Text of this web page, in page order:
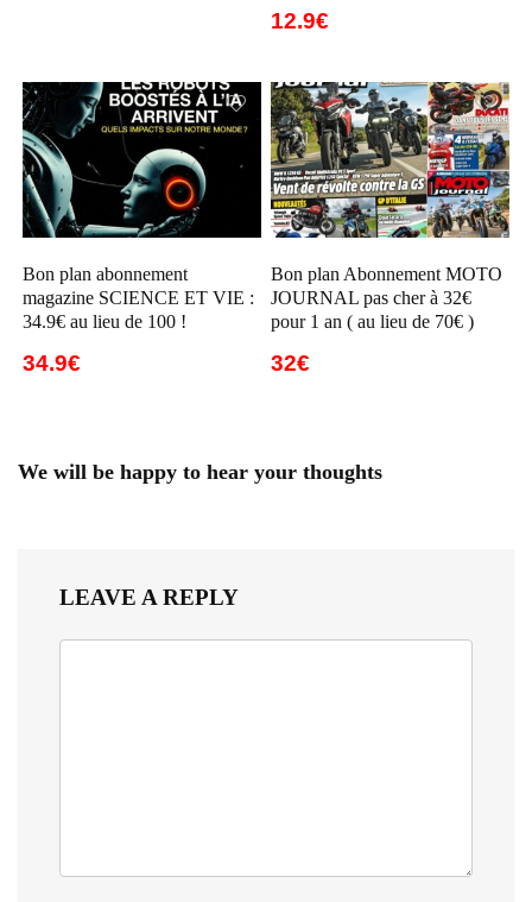
12.9€
Bon plan abonnement
magazine SCIENCE ET VIE :
34.9€ au lieu de 100 !
34.9€
Bon plan Abonnement MOTO
JOURNAL pas cher à 32€
pour 1 an ( au lieu de 70€ )
32€
We will be happy to hear your thoughts
LEAVE A REPLY